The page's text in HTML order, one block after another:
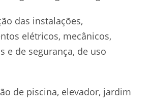
das instalações,
elétricos, mecânicos,
e de segurança, de uso
de piscina, elevador, jardim